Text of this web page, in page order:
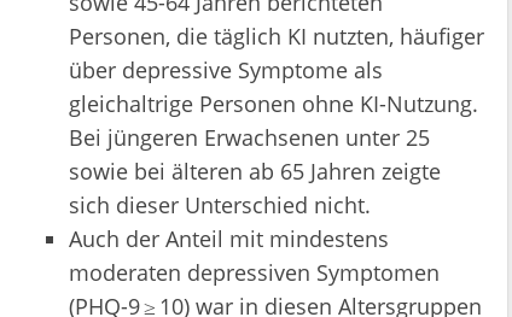
Personen, die täglich KI nutzten, häufiger
über depressive Symptome als
gleichaltrige Personen ohne KI-Nutzung.
Bei jüngeren Erwachsenen unter 25
sowie bei älteren ab 65 Jahren zeigte
sich dieser Unterschied nicht.
Auch der Anteil mit mindestens
moderaten depressiven Symptomen
(PHQ-9 ≥ 10) war in diesen Altersgruppen